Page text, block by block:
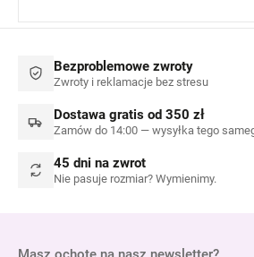
Bezproblemowe zwroty
Zwroty i reklamacje bez stresu
Dostawa gratis od 350 zł
Zamów do 14:00 — wysyłka tego
45 dni na zwrot
Nie pasuje rozmiar? Wymienimy.